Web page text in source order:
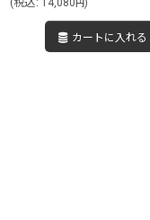
(税込: 14,080円)
カートに入れる